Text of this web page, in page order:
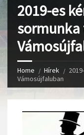
2019-es
Home Hírek
Vámosújfaluban